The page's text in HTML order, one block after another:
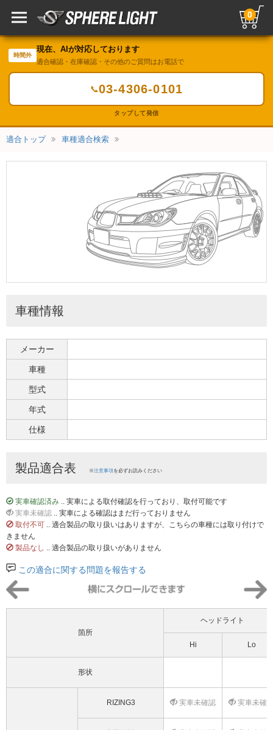
0
時間外
現在、AIが対応しております
適合確認・在庫確認・その他のご質問はお電話で
📞03-4306-0101
タップして発信
適合トップ 車種適合検索
車種情報
メーカー
車種
型式
年式
仕様
製品適合表 ※注意事項を必ずお読みください
実車確認済み .. 実車による取付確認を行っており、取付可能です
実車未確認 .. 実車による確認はまだ行っておりません
取付不可 .. 適合製品の取り扱いはありますが、こちらの車種には取り付けで
きません
製品なし .. 適合製品の取り扱いがありません
この適合に関する問題を報告する
箇所
ヘッドライト
Hi Lo
形状
RIZING3 実車未確認 実車未確